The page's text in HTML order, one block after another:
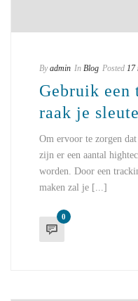
By admin In Blog Posted 17
Gebruik een
raak je
Om ervoor te zorgen
zijn er een aantal
worden. Door een
maken zal je [...]
0